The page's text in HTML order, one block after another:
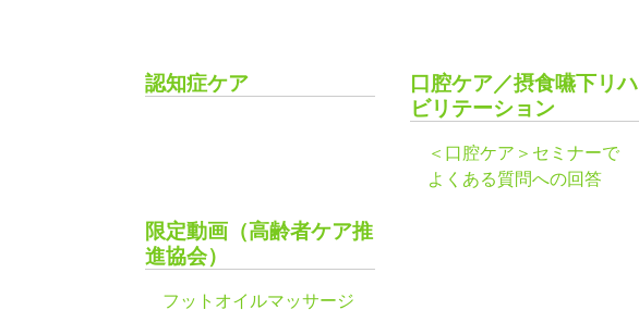
認知症ケア
口腔ケア／摂食嚥下リハ
ビリテーション
＜口腔ケア＞セミナーで
よくある質問への回答
限定動画（高齢者ケア推
進協会）
フットオイルマッサージ